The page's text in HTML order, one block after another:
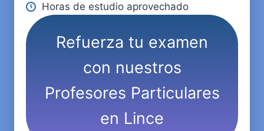
Horas de estudio aprovechado
Refuerza tu examen
con nuestros
Profesores Particulares
en Lince